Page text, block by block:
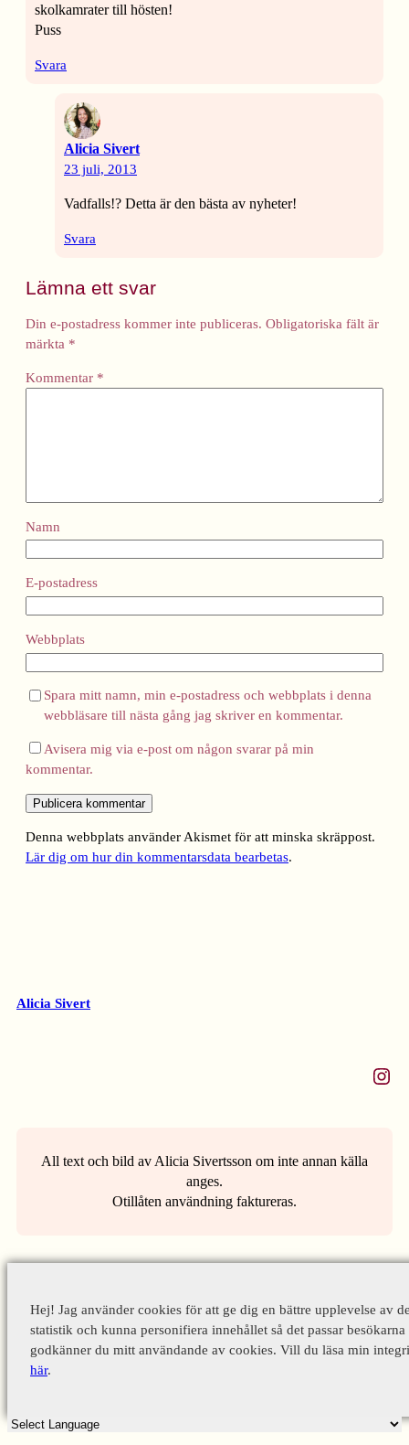
skolkamrater till hösten!
Puss
Svara
Alicia Sivert
23 juli, 2013
Vadfalls!? Detta är den bästa av nyheter!
Svara
Lämna ett svar
Din e-postadress kommer inte publiceras. Obligatoriska fält är
märkta *
Kommentar *
Namn
E-postadress
Webbplats
Spara mitt namn, min e-postadress och webbplats i denna
webbläsare till nästa gång jag skriver en kommentar.
Avisera mig via e-post om någon svarar på min
kommentar.
Denna webbplats använder Akismet för att minska skräppost.
Lär dig om hur din kommentarsdata bearbetas.
Alicia Sivert
Instagram
All text och bild av Alicia Sivertsson om inte annan källa
anges.
Otillåten användning faktureras.
Hej! Jag använder cookies för att ge dig en bättre upplevelse av
statistik och kunna personifiera innehållet så det passar
godkänner du mitt användande av cookies. Vill du läsa min
här.